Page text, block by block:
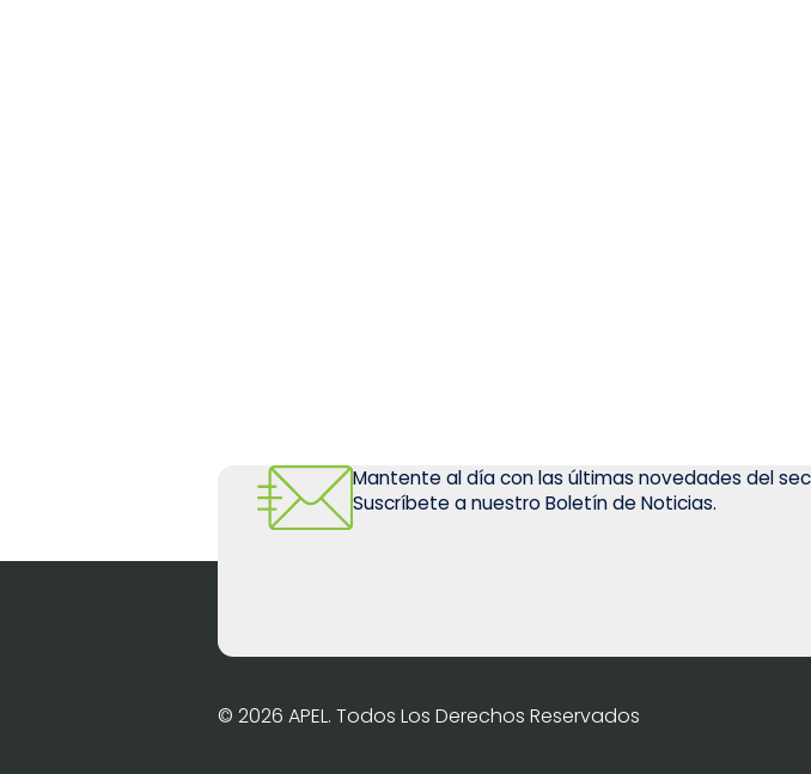
Mantente al día con las últimas novedades del
Suscríbete a nuestro Boletín de Noticias.
© 2026 APEL. Todos Los Derechos Reservados